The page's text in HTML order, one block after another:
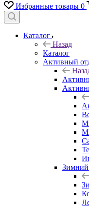
Избранные товары 0
Каталог
Назад
Каталог
Активный
Зимний